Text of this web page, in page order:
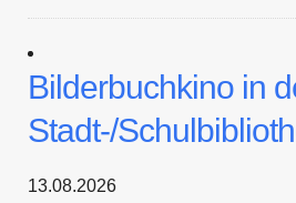
Bilderbuchkino in
Stadt-/
13.08.2026